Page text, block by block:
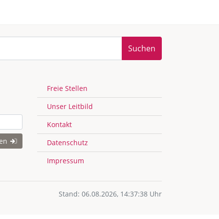
Suchen
Freie Stellen
Unser Leitbild
Kontakt
Datenschutz
Impressum
Stand: 06.08.2026, 14:37:38 Uhr